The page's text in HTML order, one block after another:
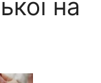
на